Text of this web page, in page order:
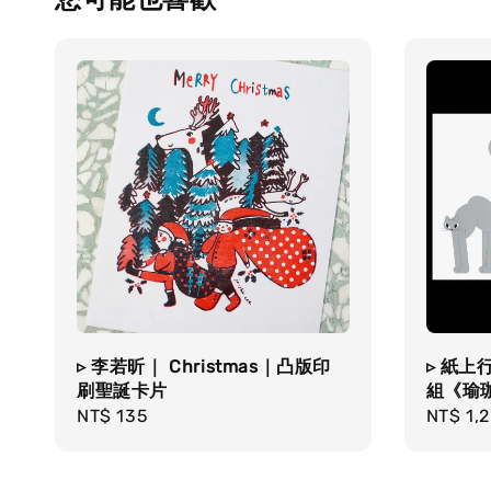
▹ 李若昕｜ Christmas｜凸版印
刷聖誕卡片
Regular
NT$ 135
▹ 紙上
組《瑜
NT$